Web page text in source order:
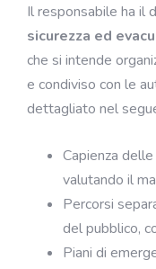
Il responsabile ha il
sicurezza ed
che si intende
e condiviso con le
dettagliato nel
Capienza
valutando il
Percorsi
del pubblico,
Piani di